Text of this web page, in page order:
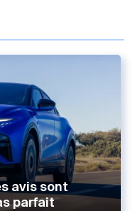
avis sont
parfait